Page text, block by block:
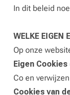
In dit beleid
WELKE EIGEN
Op onze
Eigen
Co en
Cookies van